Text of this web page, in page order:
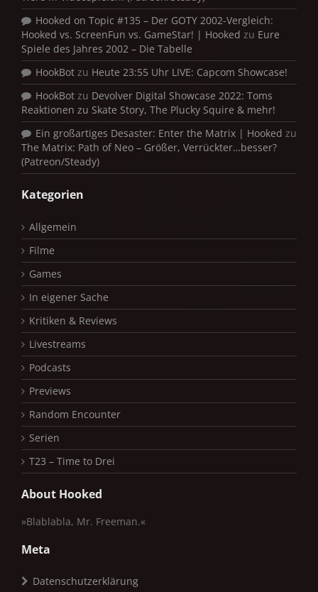
Hooked on Topic #135 – Der GOTY 2002-Vergleich:
Hooked vs. ScreenFun vs. GameStar! | Hooked zu Eure
Spiele des Jahres 2002 – Die Tabelle
HookBot zu Heute 23:55 Uhr LIVE: Capcom Showcase!
HookBot zu Devolver Digital Showcase 2022: Toms
Reaktionen zu Skate Story, The Plucky Squire & mehr!
Ein großartiges Desaster: Enter the Matrix | Hooked zu
The Matrix: Path of Neo – Größer, Verrückter…besser?
(Patreon/Steady)
Kategorien
Allgemein
Filme
Games
In eigener Sache
Kritiken & Reviews
Livestreams
Podcasts
Previews
Random Encounter
Serien
T23 – Time to Drei
About Hooked
»Blablabla, Mr. Freeman.«
Meta
Datenschutzerklärung